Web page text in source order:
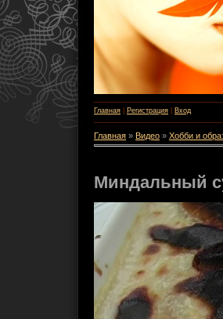
Главная Регистрация Вход
Главная » Видео » Хобби и
Миндальный